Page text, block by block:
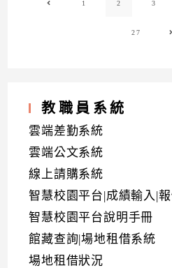
Go to the previous page
1 2 3
27
教職員系統
雲端差勤系統
雲端公文系統
線上請購系統
智慧校園平台|成績輸入|
智慧校園平台說明手冊
館藏查詢|場地租借系統
場地租借狀況